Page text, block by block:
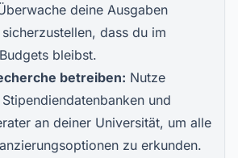
deine Ausgaben
dass du im
bleibst.
betreiben: Nutze
und
an deiner Universität, um alle
zu erkunden.